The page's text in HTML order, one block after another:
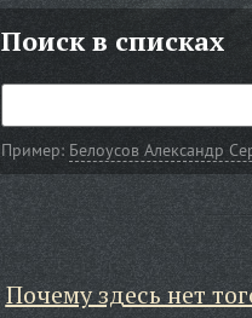
Поиск в списках
Пример: Белоусов Александр
Почему здесь нет